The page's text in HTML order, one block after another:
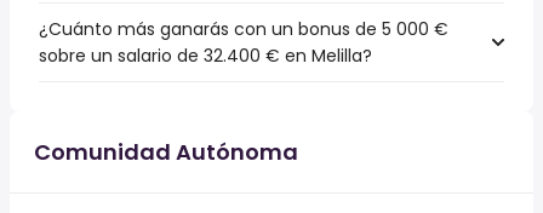
¿Cuánto más ganarás con un bonus de 5 000 €
sobre un salario de 32.400 € en Melilla?
Comunidad Autónoma